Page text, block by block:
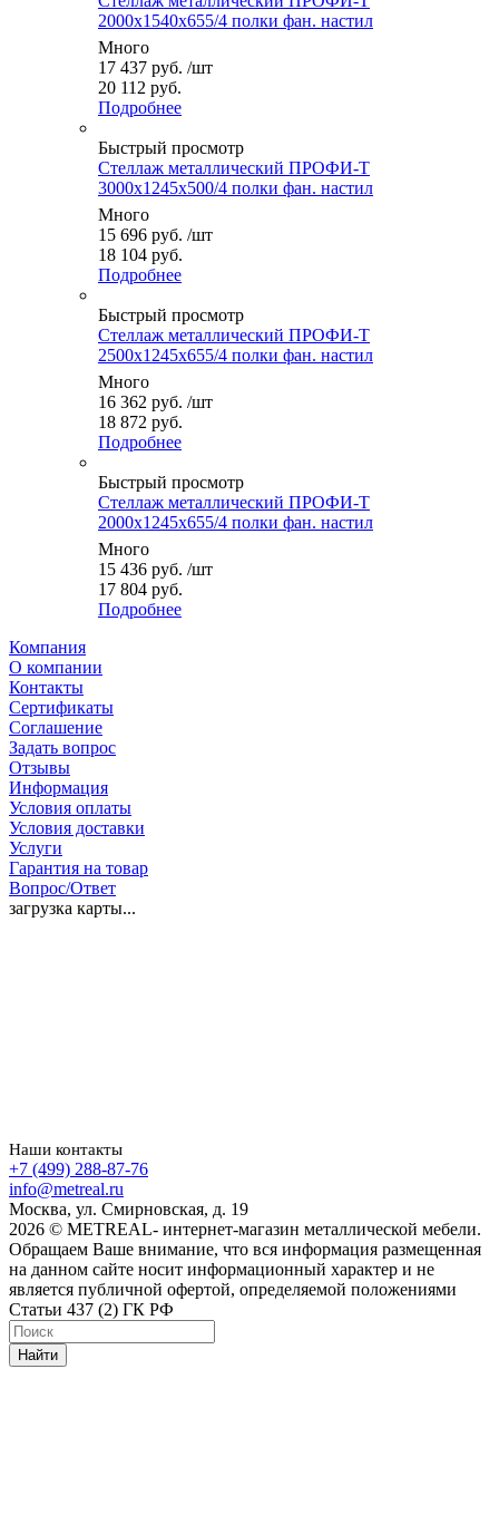
2000x1540x655/4 полки фан. настил
Много
17 437 руб. /шт
20 112 руб.
Подробнее
Быстрый просмотр
Стеллаж металлический ПРОФИ-Т
3000x1245x500/4 полки фан. настил
Много
15 696 руб. /шт
18 104 руб.
Подробнее
Быстрый просмотр
Стеллаж металлический ПРОФИ-Т
2500x1245x655/4 полки фан. настил
Много
16 362 руб. /шт
18 872 руб.
Подробнее
Быстрый просмотр
Стеллаж металлический ПРОФИ-Т
2000x1245x655/4 полки фан. настил
Много
15 436 руб. /шт
17 804 руб.
Подробнее
Компания
О компании
Контакты
Сертификаты
Соглашение
Задать вопрос
Отзывы
Информация
Условия оплаты
Условия доставки
Услуги
Гарантия на товар
Вопрос/Ответ
загрузка карты...
Наши контакты
+7 (499) 288-87-76
info@metreal.ru
Москва, ул. Смирновская, д. 19
2026 © METREAL- интернет-магазин металлической мебели.
Обращаем Ваше внимание, что вся информация размещенная
на данном сайте носит информационный характер и не
является публичной офертой, определяемой положениями
Статьи 437 (2) ГК РФ
Найти